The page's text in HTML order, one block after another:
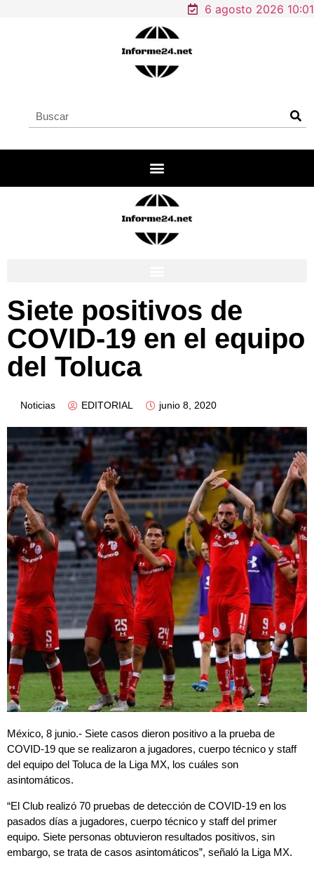
6 agosto 2026 10:01
Siete positivos de
COVID-19 en el equipo
del Toluca
Noticias EDITORIAL junio 8, 2020
México, 8 junio.- Siete casos dieron positivo a la prueba de
COVID-19 que se realizaron a jugadores, cuerpo técnico y staff
del equipo del Toluca de la Liga MX, los cuáles son
asintomáticos.
“El Club realizó 70 pruebas de detección de COVID-19 en los
pasados días a jugadores, cuerpo técnico y staff del primer
equipo. Siete personas obtuvieron resultados positivos, sin
embargo, se trata de casos asintomáticos”, señaló la Liga MX.